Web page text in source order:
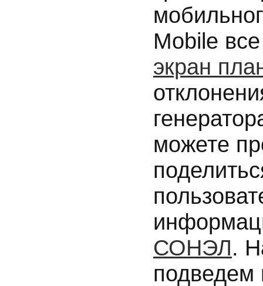
Mobile
экран
можете
СОНЭЛ.
подведем